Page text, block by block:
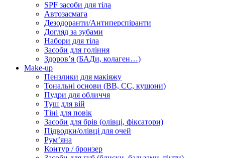
SPF засоби для тіла
Автозасмага
Дезодоранти/Антиперспіранти
Догляд за зубами
Набори для тіла
Засоби для гоління
Здоровʼя (БАДи, колаген…)
Make-up
Пензлики для макіяжу
Тональні основи (BB, CC, кушони)
Пудри для обличчя
Туш для вій
Тіні для повік
Засоби для брів (олівці, фіксатори)
Підводки/олівці для очей
Румʼяна
Контур / бронзер